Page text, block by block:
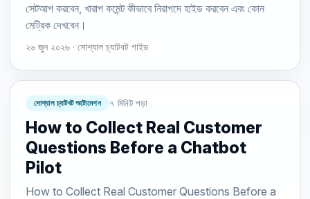
সেটআপ করবেন, খারাপ কমেন্ট কীভাবে নিরাপদে হাইড করবেন এবং কোন
মেট্রিক দেখবেন।
২৬ জুন ২০২৬ · সোশ্যাল চ্যাটবট গাইড
সোশ্যাল চ্যাটবট অটোমেশন ৭ মিনিট পড়া
How to Collect Real Customer
Questions Before a Chatbot
Pilot
How to Collect Real Customer Questions Before a